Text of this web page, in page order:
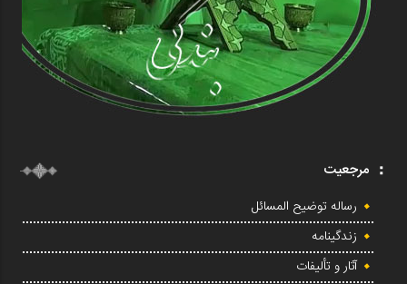
مرجعیت
رساله توضیح المسائل
زندگینامه
آثار و تألیفات